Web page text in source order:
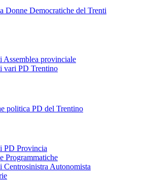
Donne Democratiche del Trenti
Assemblea provinciale
vari PD Trentino
politica PD del Trentino
PD Provincia
Programmatiche
Centrosinistra Autonomista